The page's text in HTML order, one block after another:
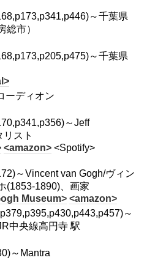
～千葉県
総市）
～千葉県
ーディオン
～Jeff
スト
<amazon> <Spotify>
～Vincent van Gogh/ヴィン
(1853-1890)、画家
Museum> <amazon>
～
中央線高円寺 駅
～Mantra